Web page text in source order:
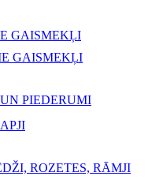
GAISMEKĻI
GAISMEKĻI
PIEDERUMI
ROZETES, RĀMJI